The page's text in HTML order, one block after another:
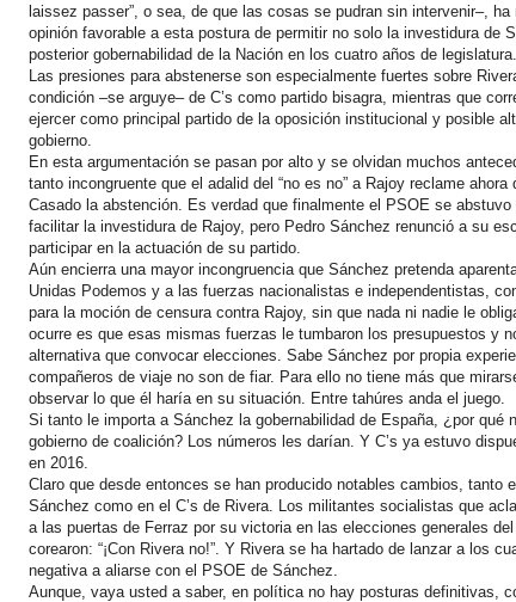
laissez passer”, o sea, de que las cosas se pudran sin intervenir–, ha
opinión favorable a esta postura de permitir no solo la investidura de
posterior gobernabilidad de la Nación en los cuatro años de legislatura.
Las presiones para abstenerse son especialmente fuertes sobre
condición –se arguye– de C’s como partido bisagra, mientras que
ejercer como principal partido de la oposición institucional y posible
gobierno.
En esta argumentación se pasan por alto y se olvidan muchos
tanto incongruente que el adalid del “no es no” a Rajoy reclame ahora
Casado la abstención. Es verdad que finalmente el PSOE se abstuvo
facilitar la investidura de Rajoy, pero Pedro Sánchez renunció a su
participar en la actuación de su partido.
Aún encierra una mayor incongruencia que Sánchez pretenda
Unidas Podemos y a las fuerzas nacionalistas e independentistas,
para la moción de censura contra Rajoy, sin que nada ni nadie le
ocurre es que esas mismas fuerzas le tumbaron los presupuestos y
alternativa que convocar elecciones. Sabe Sánchez por propia
compañeros de viaje no son de fiar. Para ello no tiene más que
observar lo que él haría en su situación. Entre tahúres anda el juego.
Si tanto le importa a Sánchez la gobernabilidad de España, ¿por qué
gobierno de coalición? Los números les darían. Y C’s ya estuvo
en 2016.
Claro que desde entonces se han producido notables cambios, tanto
Sánchez como en el C’s de Rivera. Los militantes socialistas que
a las puertas de Ferraz por su victoria en las elecciones generales
corearon: “¡Con Rivera no!”. Y Rivera se ha hartado de lanzar a los
negativa a aliarse con el PSOE de Sánchez.
Aunque, vaya usted a saber, en política no hay posturas definitivas,